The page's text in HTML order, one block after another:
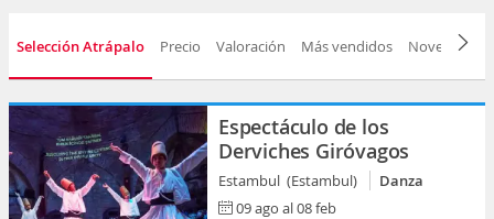
Selección Atrápalo Precio Valoración Más vendidos Novedad
Espectáculo de los
Derviches Giróvagos
Estambul (Estambul)
Danza
09 ago al 08 feb